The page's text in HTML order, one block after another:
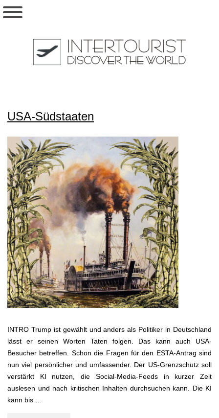
USA-Südstaaten
INTRO Trump ist gewählt und anders als Politiker in Deutschland
lässt er seinen Worten Taten folgen. Das kann auch USA-
Besucher betreffen. Schon die Fragen für den ESTA-Antrag sind
nun viel persönlicher und umfassender. Der US-Grenzschutz soll
verstärkt KI nutzen, die Social-Media-Feeds in kurzer Zeit
auslesen und nach kritischen Inhalten durchsuchen kann. Die KI
kann bis …